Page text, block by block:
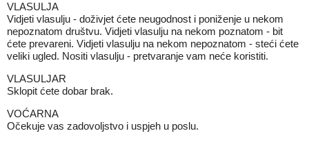
VLASULJA
Vidjeti vlasulju - doživjet ćete neugodnost i poniženje u nekom
nepoznatom društvu. Vidjeti vlasulju na nekom poznatom - bit
ćete prevareni. Vidjeti vlasulju na nekom nepoznatom - steći ćete
veliki ugled. Nositi vlasulju - pretvaranje vam neće koristiti.
VLASULJAR
Sklopit ćete dobar brak.
VOĆARNA
Očekuje vas zadovoljstvo i uspjeh u poslu.